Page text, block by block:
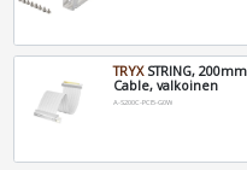
TRYXSTRING,
Cable, valkoinen
A-S200C-PCI5-G0W